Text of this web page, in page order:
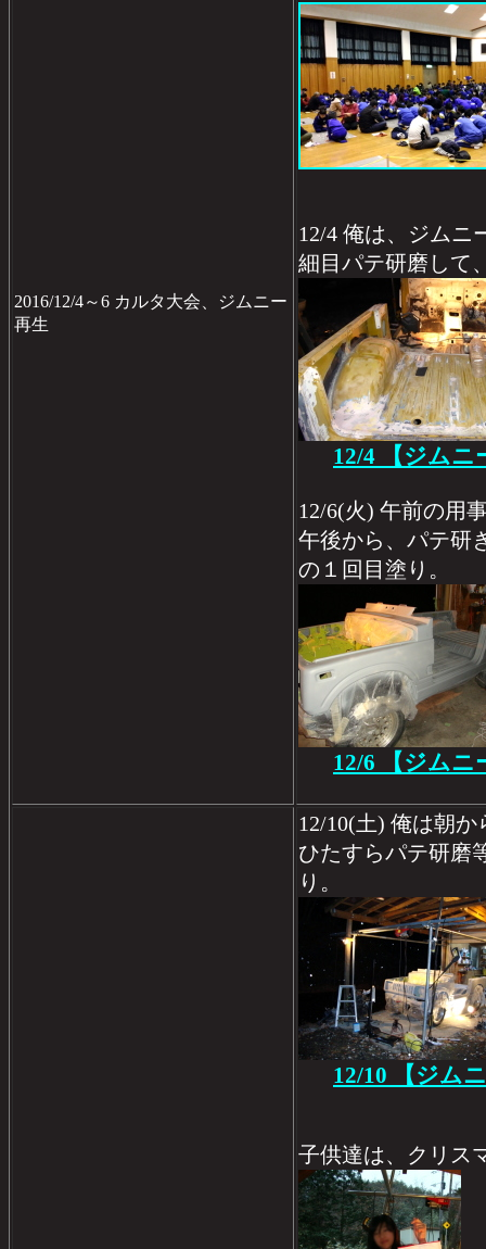
2016/12/4～6 カルタ大会、ジムニー
再生
12/4 俺は、ジムニ
細目パテ研磨して
12/4 【ジムニ
12/6(火) 午前の用
午後から、パテ研
の１回目塗り。
12/6 【ジムニ
12/10(土) 俺は朝
ひたすらパテ研磨
り。
12/10 【ジム
子供達は、クリス